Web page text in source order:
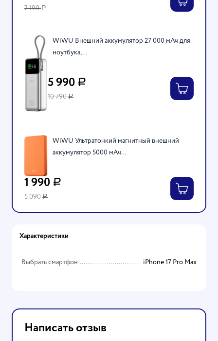
7 190Р
WiWU Внешний аккумулятор 27 000 мАч для
ноутбука,...
5 990 Р
10 790Р
WiWU Ультратонкий магнитный внешний
аккумулятор 5000 мАч...
1 990 Р
5 090Р
Характеристики
Выбрать смартфон iPhone 17 Pro Max
Написать отзыв